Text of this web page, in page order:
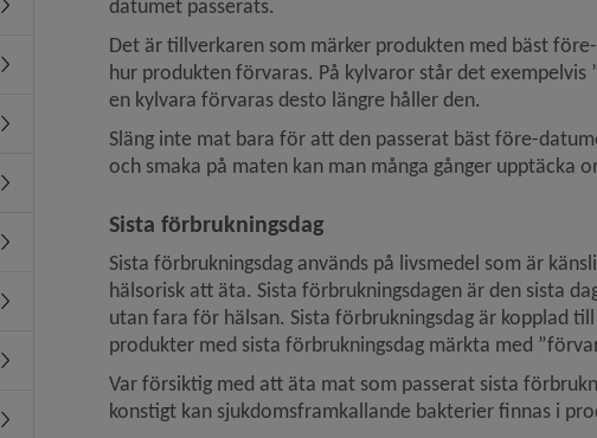
Undermeny för Brandskydd och förebygga olycka
Undermeny för Energi och uppvärmning
Undermeny för Djur
Undermeny för Naturvård, parker
Undermeny för Översiktsplan och detaljplaner
Undermeny för Stadsplanering och byggande
Undermeny för Hälsoskydd
Undermeny för Ras och skred
datumet passerats.
Det är tillverkaren som märker produkten med bäst
hur produkten förvaras. På kylvaror står det exempelvis
en kylvara förvaras desto längre håller den.
Släng inte mat bara för att den passerat bäst före-
och smaka på maten kan man många gånger upptäcka
Sista förbrukningsdag
Sista förbrukningsdag används på livsmedel som är
hälsorisk att äta. Sista förbrukningsdagen är den sista
utan fara för hälsan. Sista förbrukningsdag är kopplad
produkter med sista förbrukningsdag märkta med
Var försiktig med att äta mat som passerat sista
konstigt kan sjukdomsframkallande bakterier finnas i